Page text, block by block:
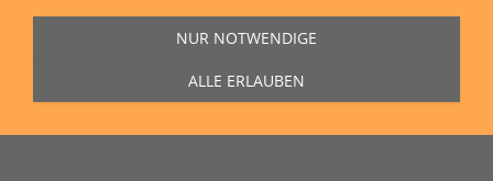
NUR NOTWENDIGE
ALLE ERLAUBEN